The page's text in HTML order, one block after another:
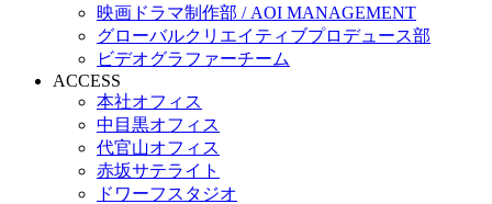
映画ドラマ制作部 / AOI MANAGEMENT
グローバルクリエイティブプロデュース部
ビデオグラファーチーム
ACCESS
本社オフィス
中目黒オフィス
代官山オフィス
赤坂サテライト
ドワーフスタジオ